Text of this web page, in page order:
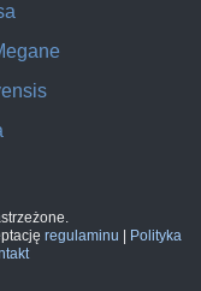
regulaminu
Polityka